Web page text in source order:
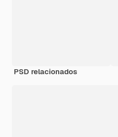
PSD relacionados